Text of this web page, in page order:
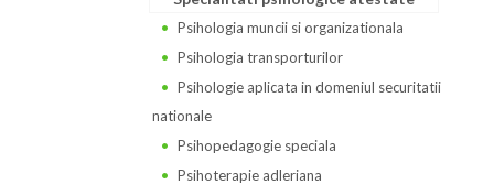
Psihologia muncii si organizationala
Psihologia transporturilor
Psihologie aplicata in domeniul securitatii
nationale
Psihopedagogie speciala
Psihoterapie adleriana